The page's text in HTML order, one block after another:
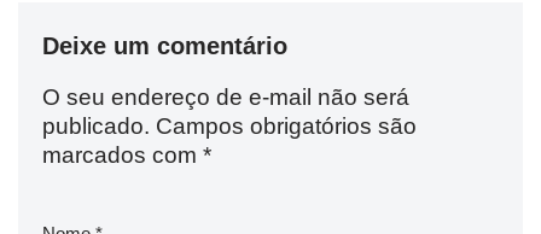
Deixe um comentário
O seu endereço de e-mail não será
publicado. Campos obrigatórios são
marcados com *